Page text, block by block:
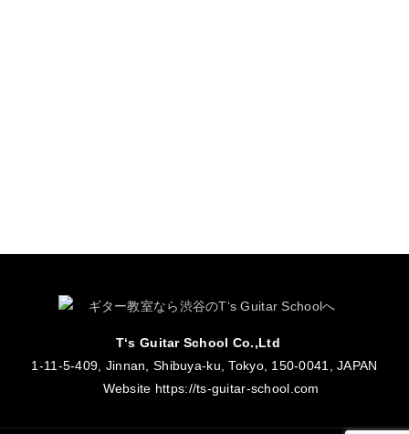
T‘s Guitar School Co.,Ltd
1-11-5-409, Jinnan, Shibuya-ku, Tokyo, 150-0041, JAPAN
Website https://ts-guitar-school.com